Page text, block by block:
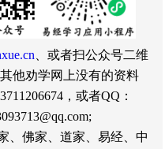
、或者扫公众号二维
他劝学网上没有的资料
，或者QQ：
、佛家、道家、易经、中